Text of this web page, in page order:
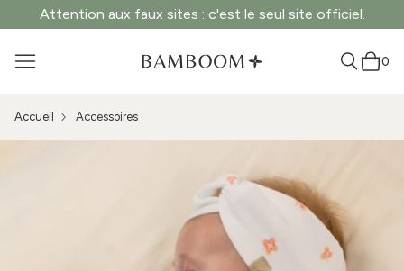
Attention aux faux sites : c'est le seul site officiel.
0
Accueil Accessoires